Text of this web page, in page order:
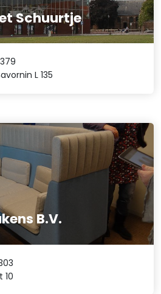
Schuurtje
L 135
B.V.
10